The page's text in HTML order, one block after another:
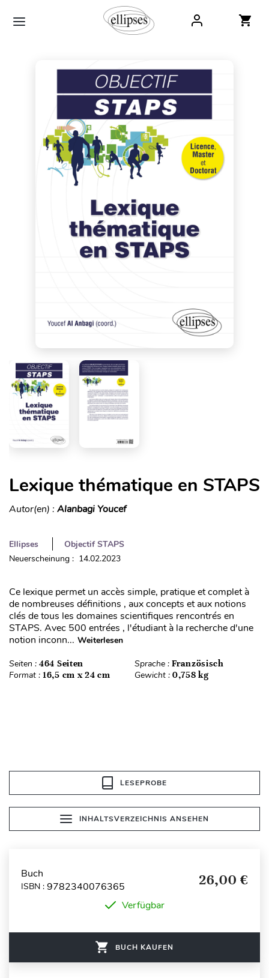
Lexique thématique en STAPS
Autor(en) : Alanbagi Youcef
Ellipses
Objectif STAPS
Neuerscheinung : 14.02.2023
Ce lexique permet un accès simple, pratique et complet à
de nombreuses définitions , aux concepts et aux notions
clés de tous les domaines scientifiques rencontrés en
STAPS. Avec 500 entrées , l'étudiant à la recherche d'une
notion inconn... Weiterlesen
Seiten : 464 Seiten Sprache : Französisch
Format : 16,5 cm x 24 cm Gewicht : 0,758 kg
LESEPROBE
INHALTSVERZEICHNIS ANSEHEN
Buch
ISBN : 9782340076365 26,00 €
Verfügbar
BUCH KAUFEN